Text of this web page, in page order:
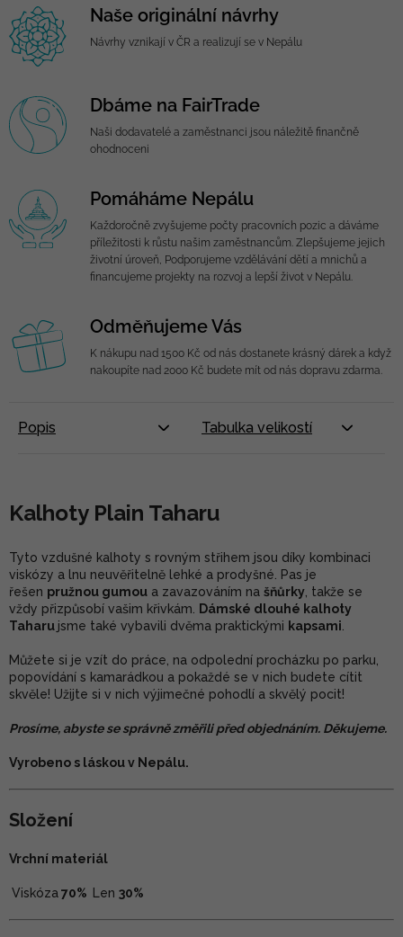
Naše originální návrhy
Návrhy vznikají v ČR a realizují se v Nepálu
Dbáme na FairTrade
Naši dodavatelé a zaměstnanci jsou náležitě finančně
ohodnoceni
Pomáháme Nepálu
Každoročně zvyšujeme počty pracovních pozic a dáváme
příležitosti k růstu našim zaměstnancům. Zlepšujeme jejich
životní úroveň, Podporujeme vzdělávání dětí a mnichů a
financujeme projekty na rozvoj a lepší život v Nepálu.
Odměňujeme Vás
K nákupu nad 1500 Kč od nás dostanete krásný dárek a když
nakoupíte nad 2000 Kč budete mít od nás dopravu zdarma.
Popis Tabulka velikostí
Kalhoty Plain Taharu
Tyto vzdušné kalhoty s rovným střihem jsou díky kombinaci
viskózy a lnu neuvěřitelně lehké a prodyšné. Pas je
řešen pružnou gumou a zavazováním na šňůrky , takže se
vždy přizpůsobí vašim křivkám.
Dámské dlouhé kalhoty
Taharu jsme také vybavili dvěma praktickými kapsami
Můžete si je vzít do práce, na odpolední procházku po parku,
popovídání s kamarádkou a pokaždé se v nich budete cítit
skvěle! Užijte si v nich výjimečné pohodlí a skvělý pocit!
Prosíme, abyste se správně změřili před objednáním. Děkujeme.
Vyrobeno s láskou v Nepálu.
Složení
Vrchní materiál
Viskóza 70% Len 30%